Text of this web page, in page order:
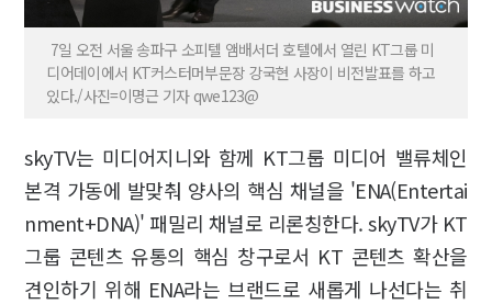
7일 오전 서울 송파구 소피텔 앰배서더 호텔에서 열린 KT그룹 미
디어데이에서 KT커스터머부문장 강국현 사장이 비전발표를 하고
있다./사진=이명근 기자 qwe123@
skyTV는 미디어지니와 함께 KT그룹 미디어 밸류체인
본격 가동에 발맞춰 양사의 핵심 채널을 'ENA(Entertai
nment+DNA)' 패밀리 채널로 리론칭한다. skyTV가 KT
그룹 콘텐츠 유통의 핵심 창구로서 KT 콘텐츠 확산을
견인하기 위해 ENA라는 브랜드로 새롭게 나선다는 취